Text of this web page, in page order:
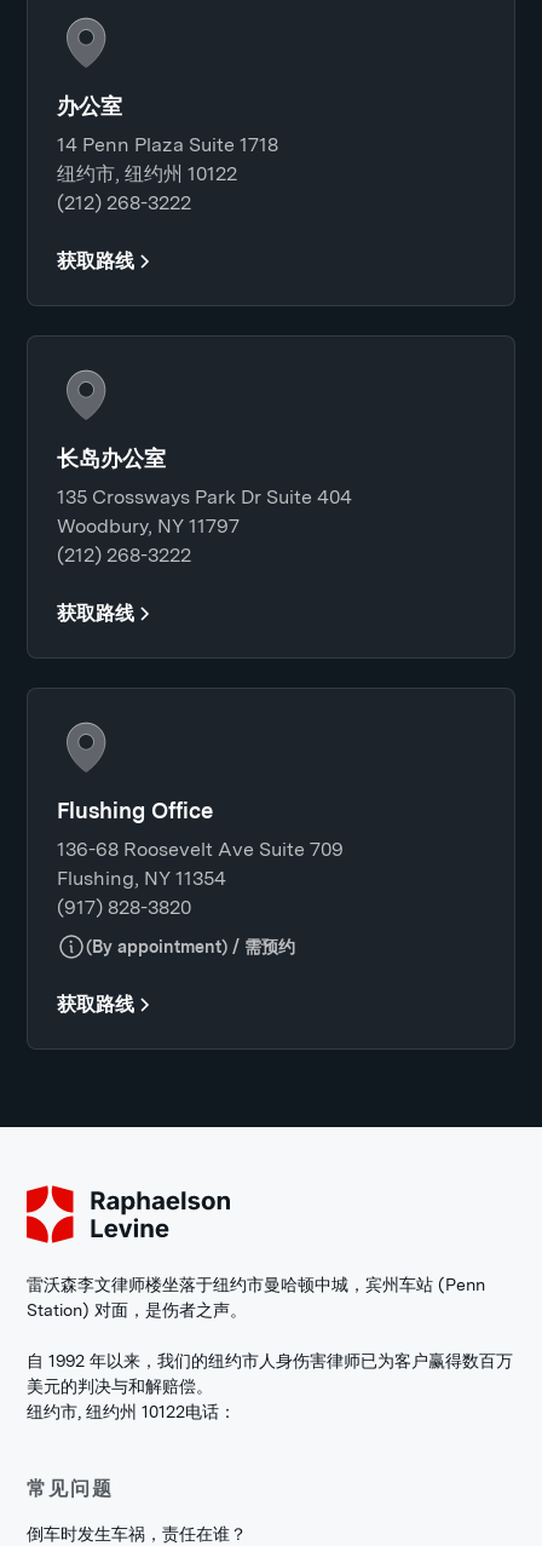
办公室
14 Penn Plaza Suite 1718
纽约市, 纽约州 10122
(212) 268-3222
获取路线
长岛办公室
135 Crossways Park Dr Suite 404
Woodbury, NY 11797
(212) 268-3222
获取路线
Flushing Office
136-68 Roosevelt Ave Suite 709
Flushing, NY 11354
(917) 828-3820
(By appointment) / 需预约
获取路线
雷沃森李文律师楼坐落于纽约市曼哈顿中城，宾州车站 (Penn
Station) 对面，是伤者之声。
自 1992 年以来，我们的纽约市人身伤害律师已为客户赢得数百万
美元的判决与和解赔偿。
纽约市, 纽约州 10122电话：
常见问题
倒车时发生车祸，责任在谁？